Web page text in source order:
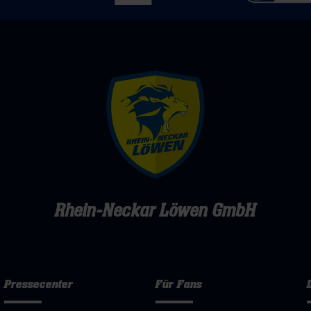
Rhein-Neckar Löwen GmbH
Pressecenter Für Fans